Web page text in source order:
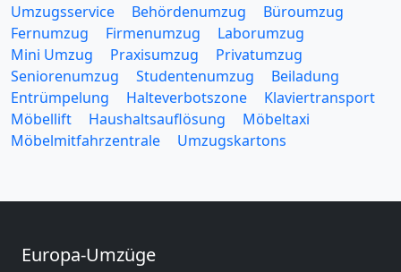
Umzugsservice Behördenumzug
Büroumzug
Fernumzug
Firmenumzug
Laborumzug
Mini Umzug
Praxisumzug
Privatumzug
Seniorenumzug
Studentenumzug
Beiladung
Entrümpelung
Halteverbotszone
Klaviertransport
Möbellift
Haushaltsauflösung
Möbeltaxi
Möbelmitfahrzentrale
Umzugskartons
Europa-Umzüge